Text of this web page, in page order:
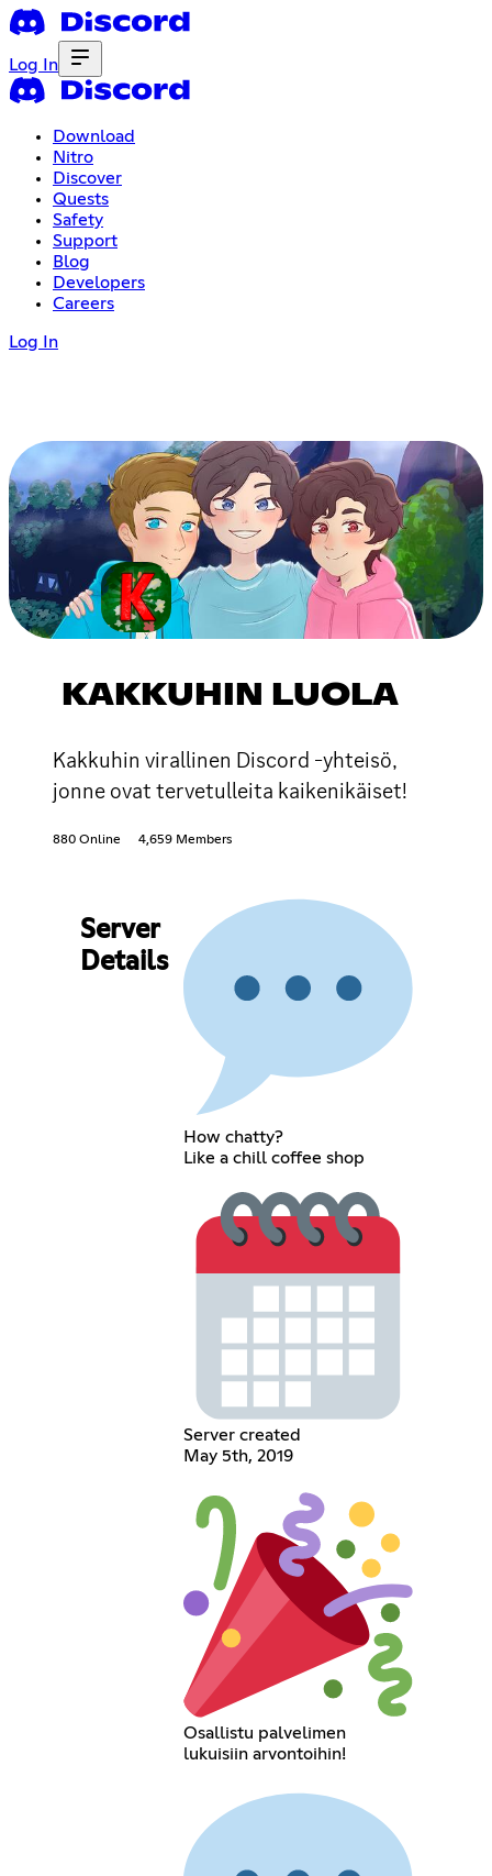
Log In
Download
Nitro
Discover
Quests
Safety
Support
Blog
Developers
Careers
Log In
KAKKUHIN LUOLA
Kakkuhin virallinen Discord -yhteisö,
jonne ovat tervetulleita kaikenikäiset!
880 Online 4,659 Members
Server
Details
How chatty?
Like a chill coffee shop
Server created
May 5th, 2019
Osallistu palvelimen
lukuisiin arvontoihin!